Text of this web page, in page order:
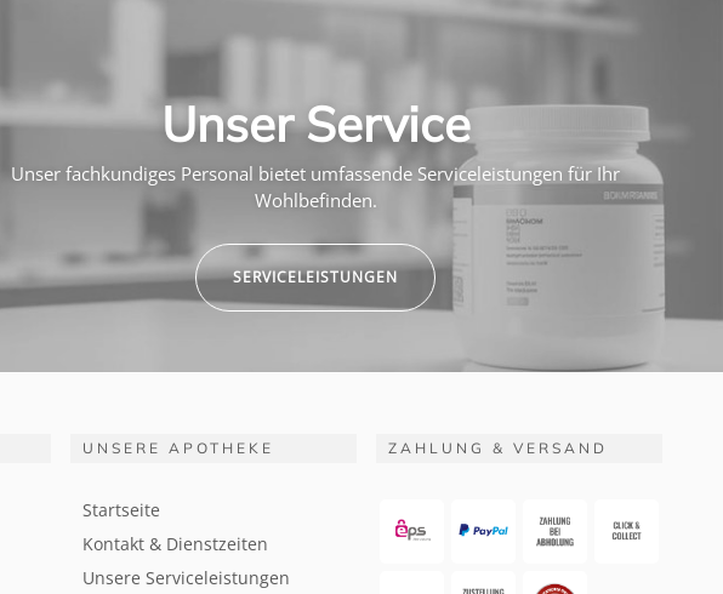
Unser Service
Unser fachkundiges Personal bietet umfassende Serviceleistungen für Ihr
Wohlbefinden.
SERVICELEISTUNGEN
UNSERE APOTHEKE
Startseite
Kontakt & Dienstzeiten
Unsere Serviceleistungen
ZAHLUNG & VERSAND